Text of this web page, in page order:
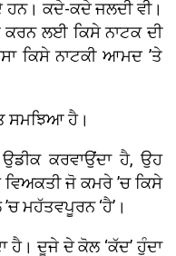
ਕਦੇ-ਕਦੇ ਜਲਦੀ ਵੀ।
ਲਈ ਕਿਸੇ ਨਾਟਕ ਦੀ
ਕਿਸੇ ਨਾਟਕੀ ਆਮਦ ’ਤੇ
ਸਮਝਿਆ ਹੈ।
ਕਰਵਾਉਂਦਾ ਹੈ, ਉਹ
ਜੋ ਕਮਰੇ ’ਚ ਕਿਸੇ
ਮਹੱਤਵਪੂਰਨ ‘ਹੈ’।
ਹੈ। ਦੂਜੇ ਦੇ ਕੋਲ ‘ਕੱਦ’ ਹੁੰਦਾ